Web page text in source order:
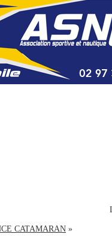
CATAMARAN »